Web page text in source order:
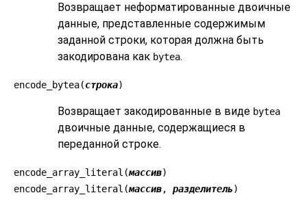
Возвращает неформатированные двоичные
данные, представленные содержимым
заданной строки, которая должна быть
закодирована как bytea.
encode_bytea(строка)
Возвращает закодированные в виде bytea
двоичные данные, содержащиеся в
переданной строке.
encode_array_literal(массив)
encode_array_literal(массив, разделитель)